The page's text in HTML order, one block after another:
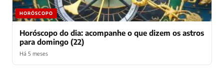
HORÓSCOPO
Horóscopo do dia: acompanhe o que dizem os astros
para domingo (22)
Há 5 meses